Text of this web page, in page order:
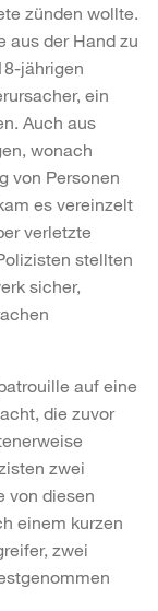
zünden wollte.
aus der Hand zu
jährigen
ein
Auch aus
wonach
von Personen
es vereinzelt
verletzte
stellten
sicher,
auf eine
die zuvor
zwei
von diesen
einem kurzen
zwei